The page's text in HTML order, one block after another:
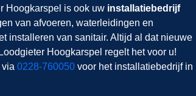
Hoogkarspel is ook uw installatiebedrijf
van afvoeren, waterleidingen en
installeren van sanitair. Altijd al dat nieuwe
Hoogkarspel regelt het voor u!
via 0228-760050 voor het installatiebedrijf in